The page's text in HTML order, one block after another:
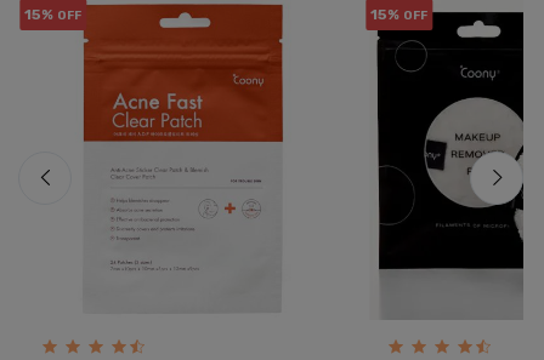
15% OFF 15% OFF